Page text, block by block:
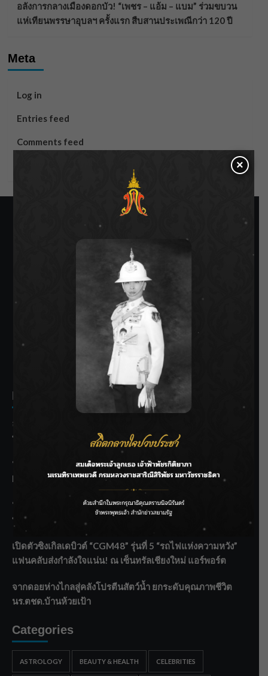
อลังการกลางเมืองดอกบัว! “เพชร – แอ้ม – แบม” ร่วมขบวน
แห่เทียนพรรษาอุบลฯ ครั้งแรก สืบสานประเพณีกว่า 120 ปี
Meta
Log in
Entries feed
Comments feed
SIAMRATH VARIETY
THE BEST ENTERTAINMENT
Recent Posts
ลุยไม่หยุด!! กรมชลฯ เร่งเคลียร์ผักตบชวา-ติดตั้งเครื่องสูบน้ำ
ทั่วไทย
“BILLKIN” สร้างความภาคภูมิใจ คว้ารางวัลใหญ่ Weibo
Malaysia พร้อมโชว์สุดประทับใจ
“สุริยะ” สั่งกรมชลฯ เฝ้าระวังน้ำ 24 ชม. รับมือฝนสิงหาคม
บริหารเชิงรุกลดเสี่ยงน้ำท่วม
เปิดตัวซิงเกิลเดบิวต์ “CGM48” รุ่นที่ 5 “รถไฟแห่งความหวัง”
แฟนคลับส่งกำลังใจแน่น! ณ เซ็นทรัลเชียงใหม่ แอร์พอร์ต
จากดอยห่างไกลสู่คลังโปรตีนสัตว์น้ำ ยกระดับคุณภาพชีวิต
นร.ตชด.บ้านห้วยเป้า
Categories
ASTROLOGY BEAUTY & HEALTH CELEBRITIES
×